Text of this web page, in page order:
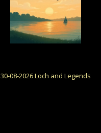
30-08-2026 Loch and Legends